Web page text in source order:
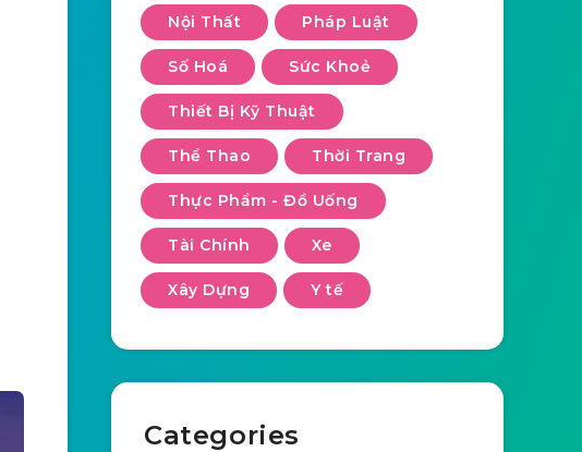
Nội Thất Pháp Luật
Số Hoá Sức Khoẻ
Thiết Bị Kỹ Thuật
Thể Thao Thời Trang
Thực Phẩm - Đồ Uống
Tài Chính Xe
Xây Dựng Y tế
Categories